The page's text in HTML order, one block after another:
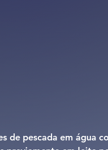
de pescada em água